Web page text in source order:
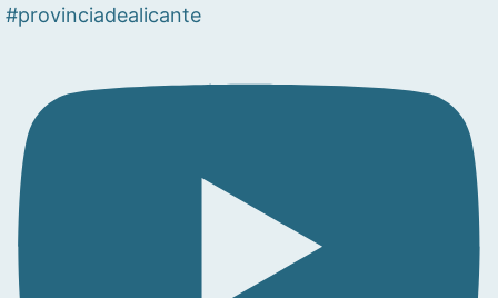
#provinciadealicante